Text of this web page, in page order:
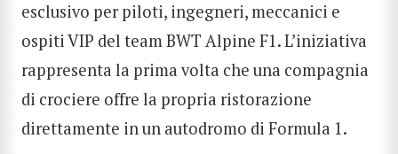
esclusivo per piloti, ingegneri, meccanici e
ospiti VIP del team BWT Alpine F1. L’iniziativa
rappresenta la prima volta che una compagnia
di crociere offre la propria ristorazione
direttamente in un autodromo di Formula 1.